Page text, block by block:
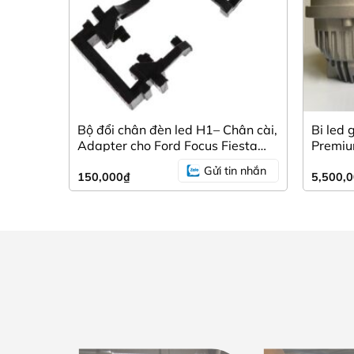
Bộ đổi chân đèn led H1– Chân cài,
Adapter cho Ford Focus Fiesta
150,000₫ Gửi tin nhắn
Bi led